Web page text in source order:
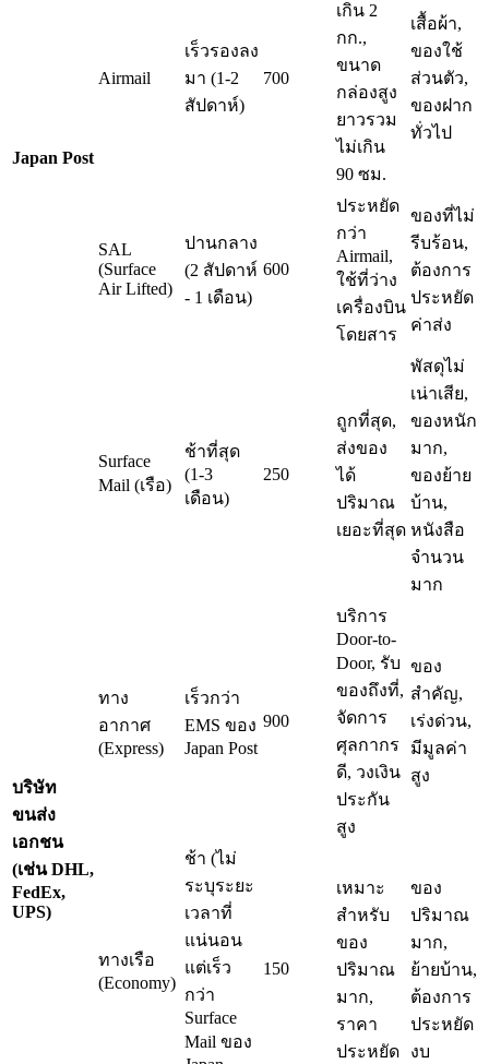
Japan Post
Airmail
เร็วรองลง
มา (1-2
สัปดาห์)
700
เกิน 2
กก.,
ขนาด
กล่องสูง
ยาวรวม
ไม่เกิน
90 ซม.
เสื้อผ้า,
ของใช้
ส่วนตัว,
ของฝาก
ทั่วไป
SAL
(Surface
Air Lifted)
ปานกลาง
(2 สัปดาห์
- 1 เดือน)
600
ประหยัด
กว่า
Airmail,
ใช้ที่ว่าง
เครื่องบิน
โดยสาร
ของที่ไม่
รีบร้อน,
ต้องการ
ประหยัด
ค่าส่ง
Surface
Mail (เรือ)
ช้าที่สุด
(1-3
เดือน)
250
ถูกที่สุด,
ส่งของ
ได้
ปริมาณ
เยอะที่สุด
พัสดุไม่
เน่าเสีย,
ของหนัก
มาก,
ของย้าย
บ้าน,
หนังสือ
จำนวน
มาก
บริษัท
ขนส่ง
เอกชน
(เช่น DHL,
FedEx,
UPS)
ทาง
อากาศ
(Express)
เร็วกว่า
EMS ของ
Japan Post
900
บริการ
Door-to-
Door, รับ
ของถึงที่,
จัดการ
ศุลกากร
ดี, วงเงิน
ประกัน
สูง
ของ
สำคัญ,
เร่งด่วน,
มีมูลค่า
สูง
ทางเรือ
(Economy)
ช้า (ไม่
ระบุระยะ
เวลาที่
แน่นอน
แต่เร็ว
กว่า
Surface
Mail ของ
150
เหมาะ
สำหรับ
ของ
ปริมาณ
มาก,
ราคา
ประหยัด
ของ
ปริมาณ
มาก,
ย้ายบ้าน,
ต้องการ
ประหยัด
งบ